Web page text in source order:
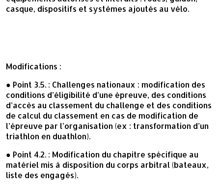
casque, dispositifs et systèmes ajoutés au vélo.
Modifications :
● Point 3.5. : Challenges nationaux : modification des
conditions d’éligibilité d’une épreuve, des conditions
d’accès au classement du challenge et des conditions
de calcul du classement en cas de modification de
l’épreuve par l’organisation (ex : transformation d’un
triathlon en duathlon).
● Point 4.2. : Modification du chapitre spécifique au
matériel mis à disposition du corps arbitral (bateaux,
liste des engagés).